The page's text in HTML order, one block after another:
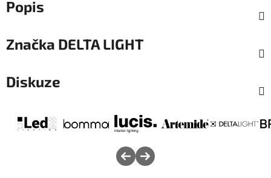
Popis
Značka DELTA LIGHT
Diskuze